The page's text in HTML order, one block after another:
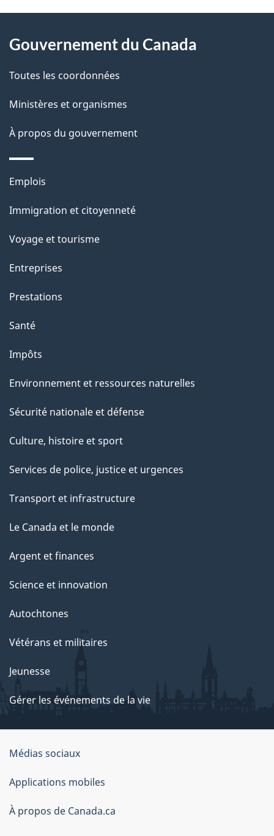
i
l
s
d
e
l
a
p
a
g
e
propos
de
ce
site
Gouvernement du Canada
Toutes les coordonnées
Ministères et organismes
À propos du gouvernement
Thèmes
sujets
Emplois
Immigration et citoyenneté
Voyage et tourisme
Entreprises
Prestations
Santé
Impôts
Environnement et ressources naturelles
Sécurité nationale et défense
Culture, histoire et sport
Services de police, justice et urgences
Transport et infrastructure
Le Canada et le monde
Argent et finances
Science et innovation
Autochtones
Vétérans et militaires
Jeunesse
Gérer les événements de la vie
Organisation
du
gouvernement
du
Médias sociaux
Applications mobiles
À propos de Canada.ca